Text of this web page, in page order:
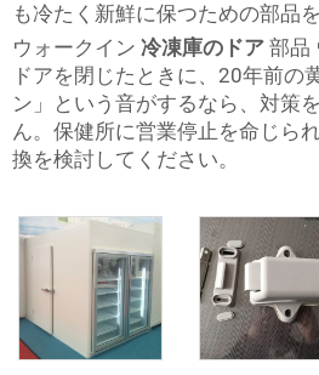
も冷たく新鮮に保つための部品
ウォークイン 冷凍庫のドア 部品
ドアを閉じたときに、20年前の
ン」という音がするなら、対策
ん。保健所に営業停止を命じら
換を検討してください。